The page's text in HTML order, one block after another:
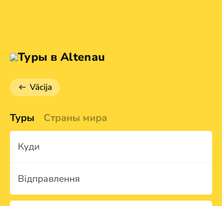
Туры в Altenau
Vācija
Туры Страны мира
Куди
Відправлення